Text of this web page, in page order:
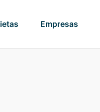
Empresas